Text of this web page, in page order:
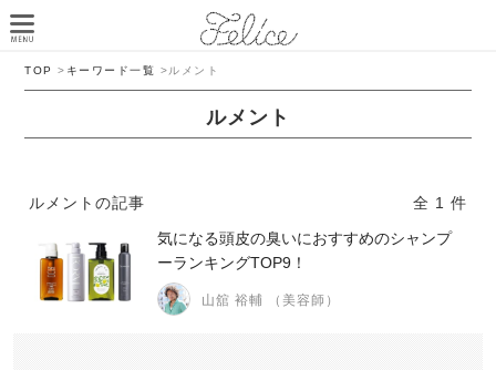
TOP > キーワード一覧 >ルメント
ルメント
ルメントの記事
全 1 件
気になる頭皮の臭いにおすすめのシャンプ
ーランキングTOP9！
山舘 裕輔 （美容師）